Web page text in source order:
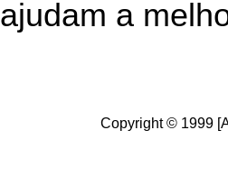
ajudam a
Copyright © 1999